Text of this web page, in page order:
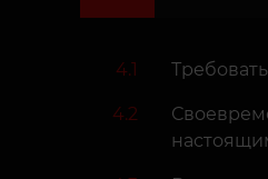
4.1
4.2